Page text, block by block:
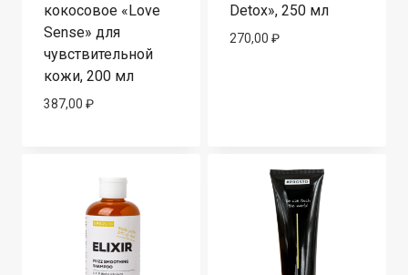
кокосовое «Love
Sense» для
чувствительной
кожи, 200 мл
387,00 ₽
Detox», 250 мл
270,00 ₽